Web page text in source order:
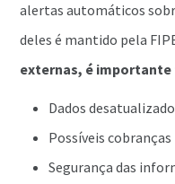
alertas automáticos
deles é mantido pela
externas, é importante
Dados
Possíveis cobranças
Segurança das